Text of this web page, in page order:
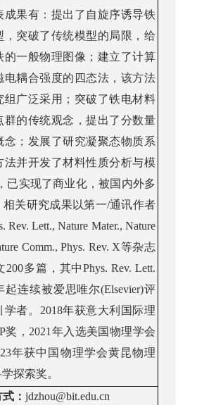
成果有：提出了自旋序诱导铁
，突破了传统模型的局限，给
的一般物理图像；建立了计算
电耦合强度的四态法，该方法
组广泛采用；突破了铁电材料
群的传统观念，提出了分数量
念；发展了研究凝聚态物质系
法并开发了材料性质分析与模
已实现了商业化，被国内外多
关研究成果以第一/通讯作者
Rev. Lett., Nature Mater., Nature
Comm., Phys. Rev. X等杂志
200多篇，其中Phys. Rev. Lett.
起连续被爱思唯尔(Elsevier)评
者。 2018年获意大利国际理
奖， 2021 年入选美国物理学会
年获中国物理学会黄昆物理
探索奖。
式 ： jdzhou@bit.edu.cn